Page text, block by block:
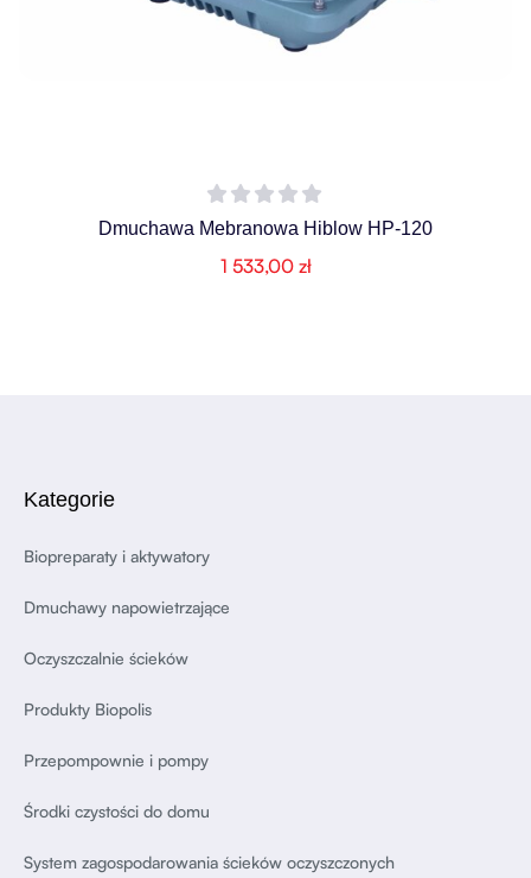
Dmuchawa Mebranowa Hiblow HP-120
1 533,00 zł
Kategorie
Biopreparaty i aktywatory
Dmuchawy napowietrzające
Oczyszczalnie ścieków
Produkty Biopolis
Przepompownie i pompy
Środki czystości do domu
System zagospodarowania ścieków oczyszczonych